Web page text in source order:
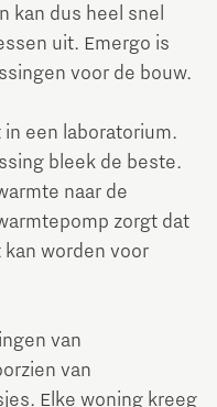
kan dus heel snel
uit. Emergo is
voor de bouw.
een laboratorium.
bleek de beste.
naar de
zorgt dat
worden voor
van
van
Elke woning kreeg